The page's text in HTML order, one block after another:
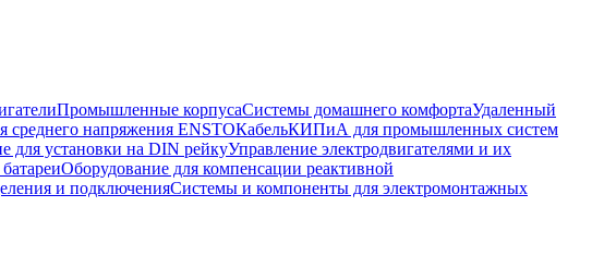
Промышленные корпусаСистемы домашнего комфортаУдаленный
среднего напряжения ENSTOКабельКИПиА для промышленных систем
для установки на DIN рейкуУправление электродвигателями и их
Оборудование для компенсации реактивной
и подключенияСистемы и компоненты для электромонтажных